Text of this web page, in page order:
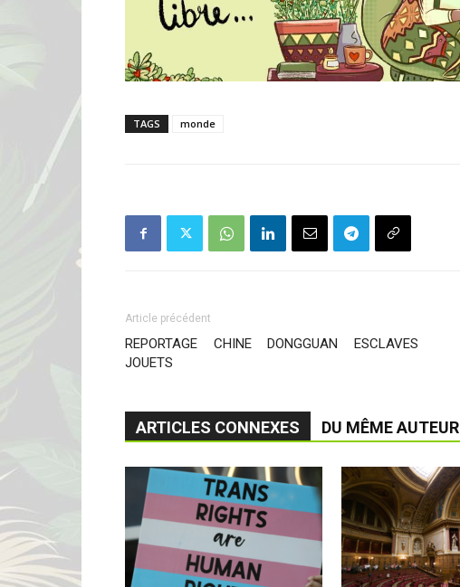
TAGS monde
Article précédent
REPORTAGE CHINE DONGGUAN ESCLAVES
JOUETS
ARTICLES CONNEXES DU MÊME AUTEUR